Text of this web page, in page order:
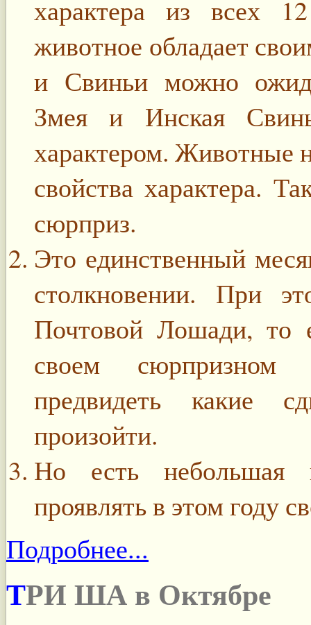
характера из всех
животное обладает
и Свиньи можно
Змея и Инская
характером. Животные
свойства характера.
сюрприз.
Это единственный
столкновении. При
Почтовой Лошади, то
своем сюрпризном
предвидеть какие
произойти.
Но есть небольшая
проявлять в этом году
Подробнее...
ТРИ ША в Октябре